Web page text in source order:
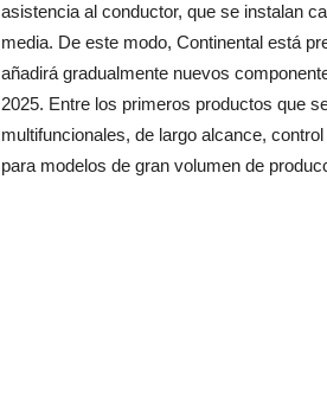
asistencia al conductor, que se instalan
media. De este modo, Continental está
añadirá gradualmente nuevos
2025. Entre los primeros productos que
multifuncionales, de largo alcance,
para modelos de gran volumen de